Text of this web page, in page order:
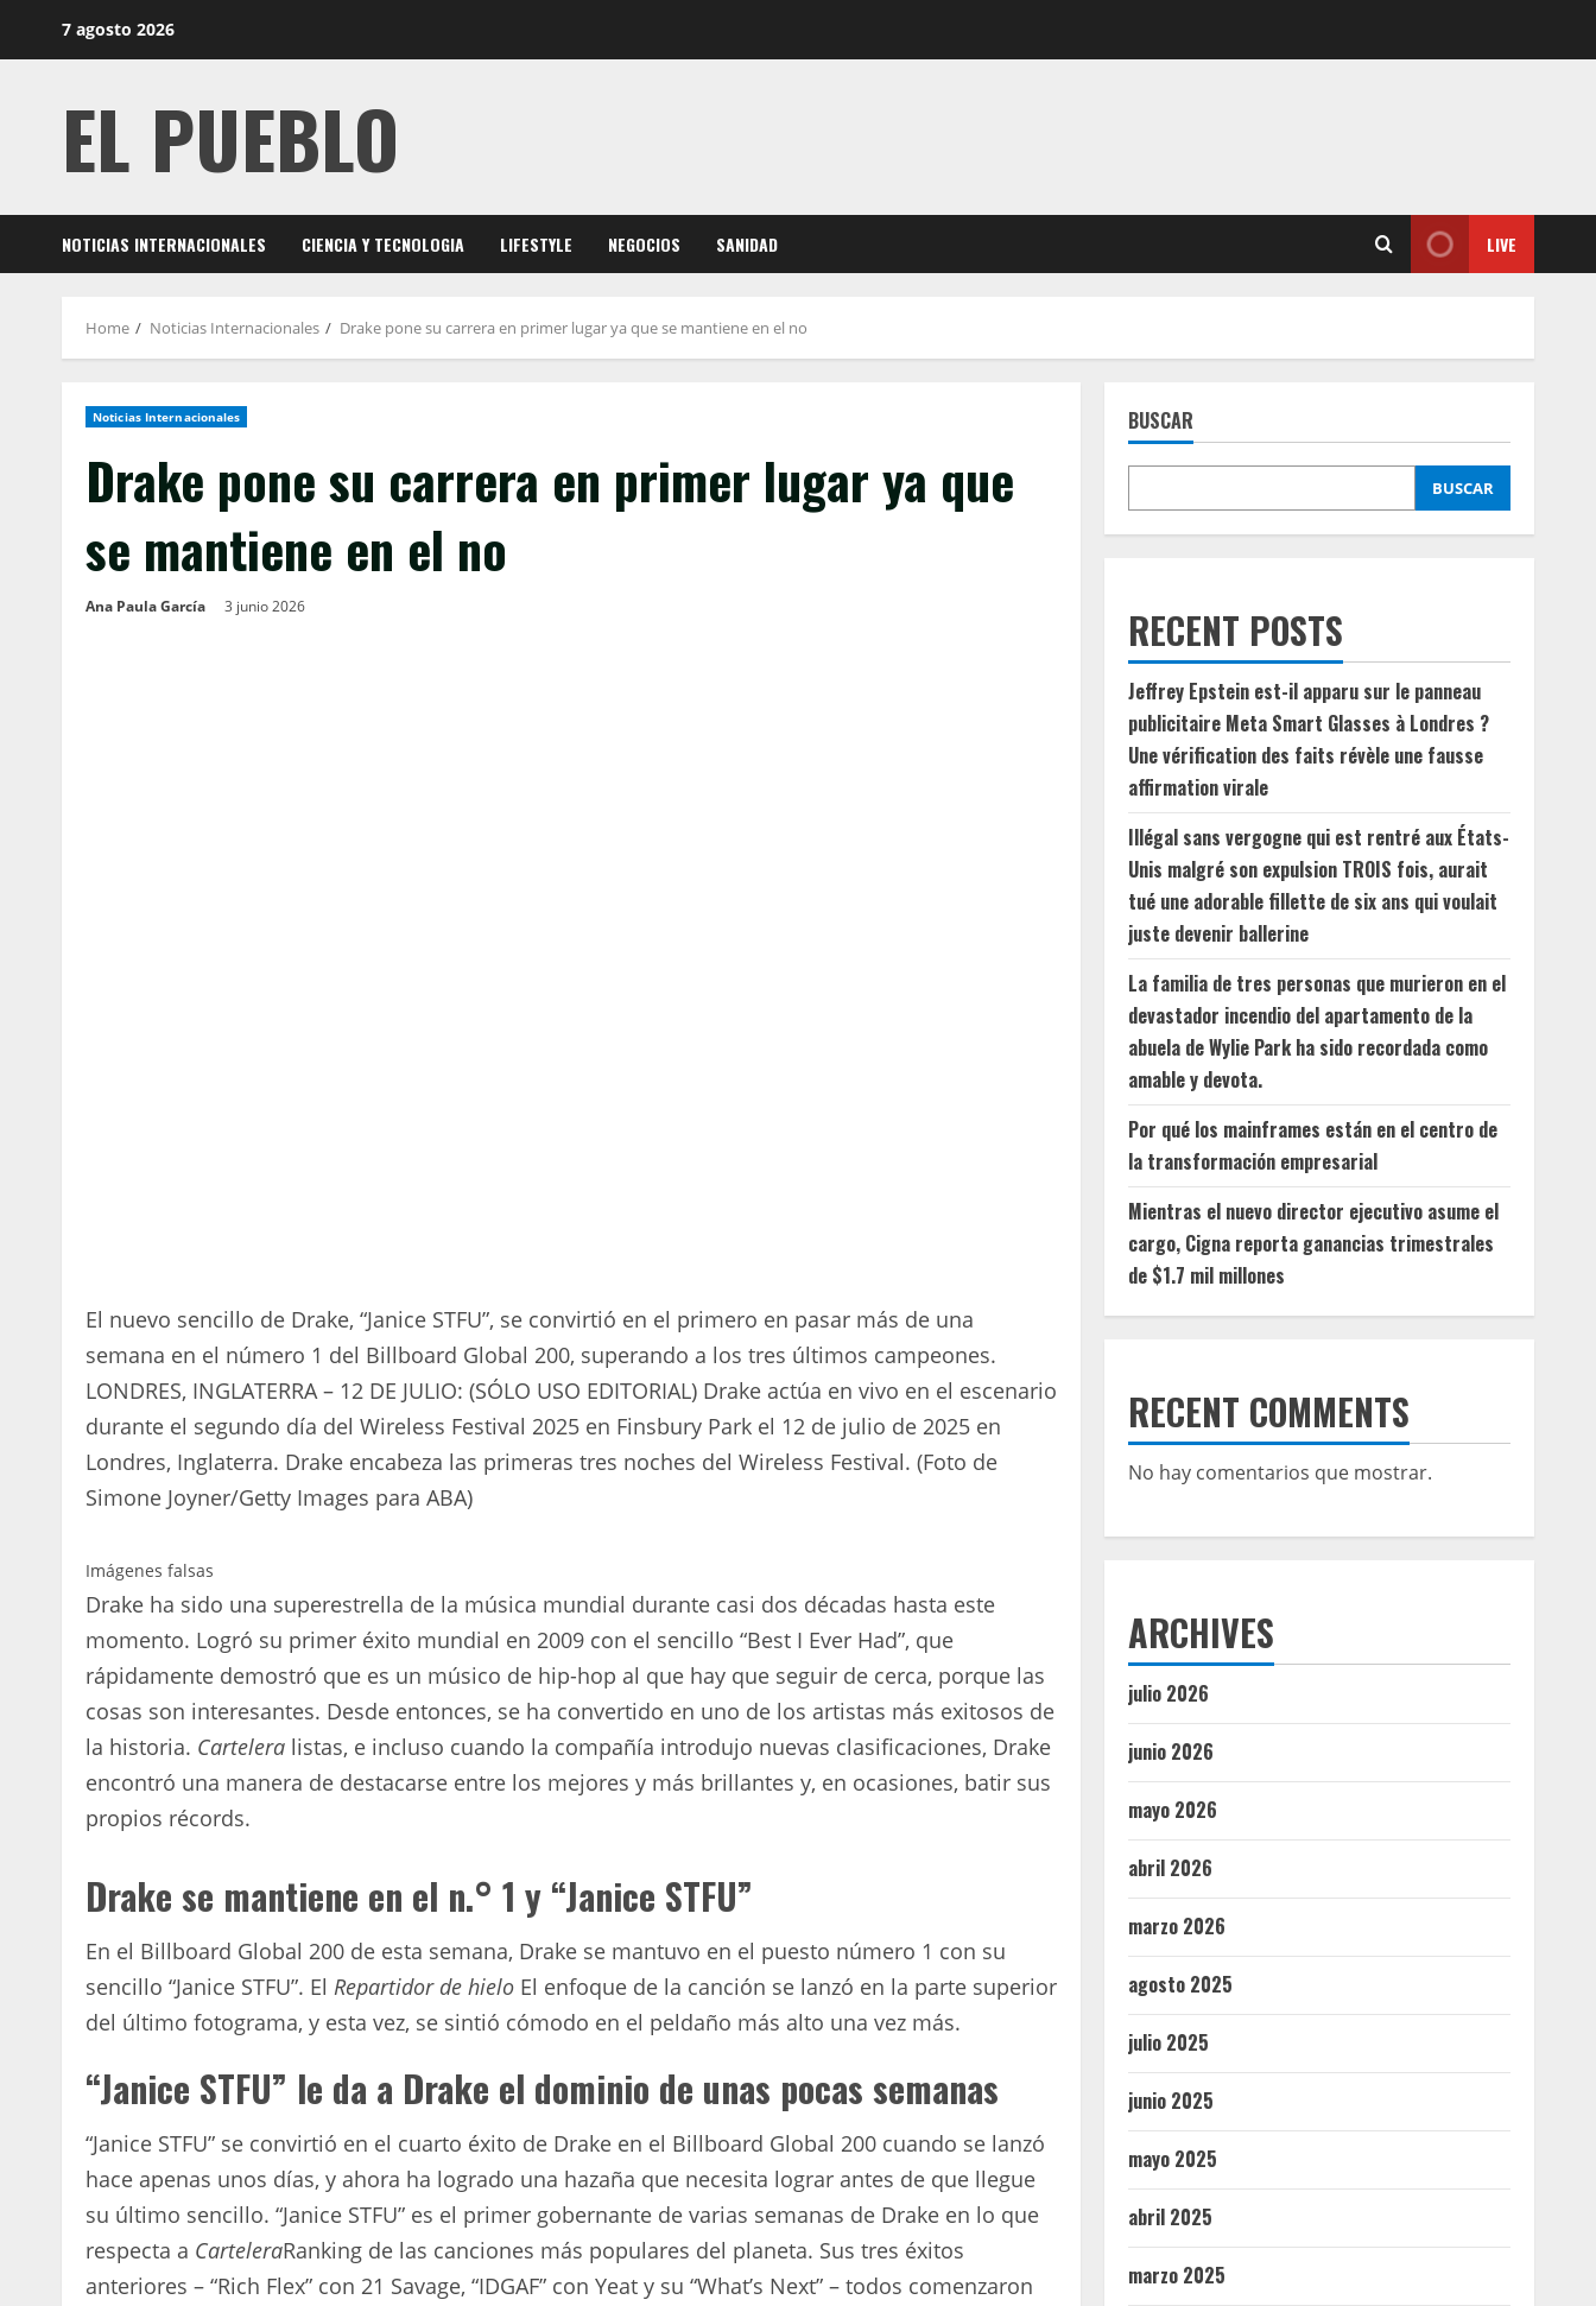
7 agosto 2026
EL PUEBLO
NOTICIAS INTERNACIONALES CIENCIA Y TECNOLOGIA LIFESTYLE NEGOCIOS SANIDAD LIVE
Home Noticias Internacionales Drake pone su carrera en primer lugar ya que se mantiene en el no
Noticias Internacionales
Drake pone su carrera en primer lugar ya que
se mantiene en el no
Ana Paula García 3 junio 2026
El nuevo sencillo de Drake, “Janice STFU”, se convirtió en el primero en pasar más de una
semana en el número 1 del Billboard Global 200, superando a los tres últimos campeones.
LONDRES, INGLATERRA – 12 DE JULIO: (SÓLO USO EDITORIAL) Drake actúa en vivo en el escenario
durante el segundo día del Wireless Festival 2025 en Finsbury Park el 12 de julio de 2025 en
Londres, Inglaterra. Drake encabeza las primeras tres noches del Wireless Festival. (Foto de
Simone Joyner/Getty Images para ABA)
Imágenes falsas
Drake ha sido una superestrella de la música mundial durante casi dos décadas hasta este
momento. Logró su primer éxito mundial en 2009 con el sencillo “Best I Ever Had”, que
rápidamente demostró que es un músico de hip-hop al que hay que seguir de cerca, porque las
cosas son interesantes. Desde entonces, se ha convertido en uno de los artistas más exitosos de
la historia. Cartelera listas, e incluso cuando la compañía introdujo nuevas clasificaciones, Drake
encontró una manera de destacarse entre los mejores y más brillantes y, en ocasiones, batir sus
propios récords.
Drake se mantiene en el n.° 1 y “Janice STFU”
En el Billboard Global 200 de esta semana, Drake se mantuvo en el puesto número 1 con su
sencillo “Janice STFU”. El Repartidor de hielo El enfoque de la canción se lanzó en la parte superior
del último fotograma, y ​​esta vez, se sintió cómodo en el peldaño más alto una vez más.
“Janice STFU” le da a Drake el dominio de unas pocas semanas
“Janice STFU” se convirtió en el cuarto éxito de Drake en el Billboard Global 200 cuando se lanzó
hace apenas unos días, y ahora ha logrado una hazaña que necesita lograr antes de que llegue
su último sencillo. “Janice STFU” es el primer gobernante de varias semanas de Drake en lo que
respecta a CarteleraRanking de las canciones más populares del planeta. Sus tres éxitos
anteriores – “Rich Flex” con 21 Savage, “IDGAF” con Yeat y su “What’s Next” – todos comenzaron
BUSCAR
BUSCAR
RECENT POSTS
Jeffrey Epstein est-il apparu sur le panneau
publicitaire Meta Smart Glasses à Londres ?
Une vérification des faits révèle une fausse
affirmation virale
Illégal sans vergogne qui est rentré aux États-
Unis malgré son expulsion TROIS fois, aurait
tué une adorable fillette de six ans qui voulait
juste devenir ballerine
La familia de tres personas que murieron en el
devastador incendio del apartamento de la
abuela de Wylie Park ha sido recordada como
amable y devota.
Por qué los mainframes están en el centro de
la transformación empresarial
Mientras el nuevo director ejecutivo asume el
cargo, Cigna reporta ganancias trimestrales
de $1.7 mil millones
RECENT COMMENTS
No hay comentarios que mostrar.
ARCHIVES
julio 2026
junio 2026
mayo 2026
abril 2026
marzo 2026
agosto 2025
julio 2025
junio 2025
mayo 2025
abril 2025
marzo 2025